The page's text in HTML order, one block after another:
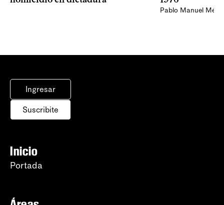
Pablo Manuel
Ingresar
Suscribite
Inicio
Portada